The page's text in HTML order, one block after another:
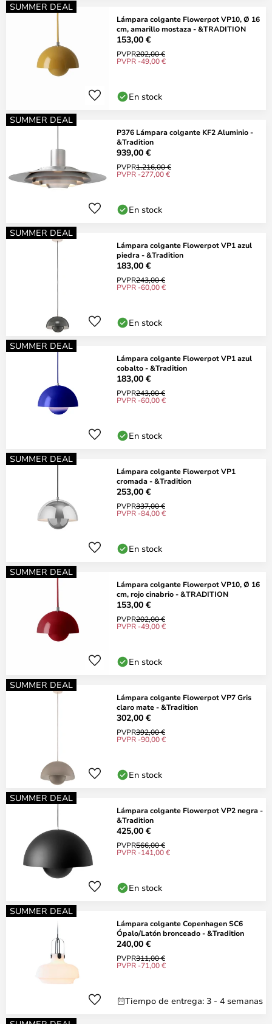
SUMMER DEAL
Lámpara colgante Flowerpot VP10, Ø 16
cm, amarillo mostaza - &TRADITION
153,00 €
PVPR202,00 €
PVPR -49,00 €
En stock
SUMMER DEAL
P376 Lámpara colgante KF2 Aluminio -
&Tradition
939,00 €
PVPR1.216,00 €
PVPR -277,00 €
En stock
SUMMER DEAL
Lámpara colgante Flowerpot VP1 azul
piedra - &Tradition
183,00 €
PVPR243,00 €
PVPR -60,00 €
En stock
SUMMER DEAL
Lámpara colgante Flowerpot VP1 azul
cobalto - &Tradition
183,00 €
PVPR243,00 €
PVPR -60,00 €
En stock
SUMMER DEAL
Lámpara colgante Flowerpot VP1
cromada - &Tradition
253,00 €
PVPR337,00 €
PVPR -84,00 €
En stock
SUMMER DEAL
Lámpara colgante Flowerpot VP10, Ø 16
cm, rojo cinabrio - &TRADITION
153,00 €
PVPR202,00 €
PVPR -49,00 €
En stock
SUMMER DEAL
Lámpara colgante Flowerpot VP7 Gris
claro mate - &Tradition
302,00 €
PVPR392,00 €
PVPR -90,00 €
En stock
SUMMER DEAL
Lámpara colgante Flowerpot VP2 negra -
&Tradition
425,00 €
PVPR566,00 €
PVPR -141,00 €
En stock
SUMMER DEAL
Lámpara colgante Copenhagen SC6
Ópalo/Latón bronceado - &Tradition
240,00 €
PVPR311,00 €
PVPR -71,00 €
Tiempo de entrega: 3 - 4 semanas